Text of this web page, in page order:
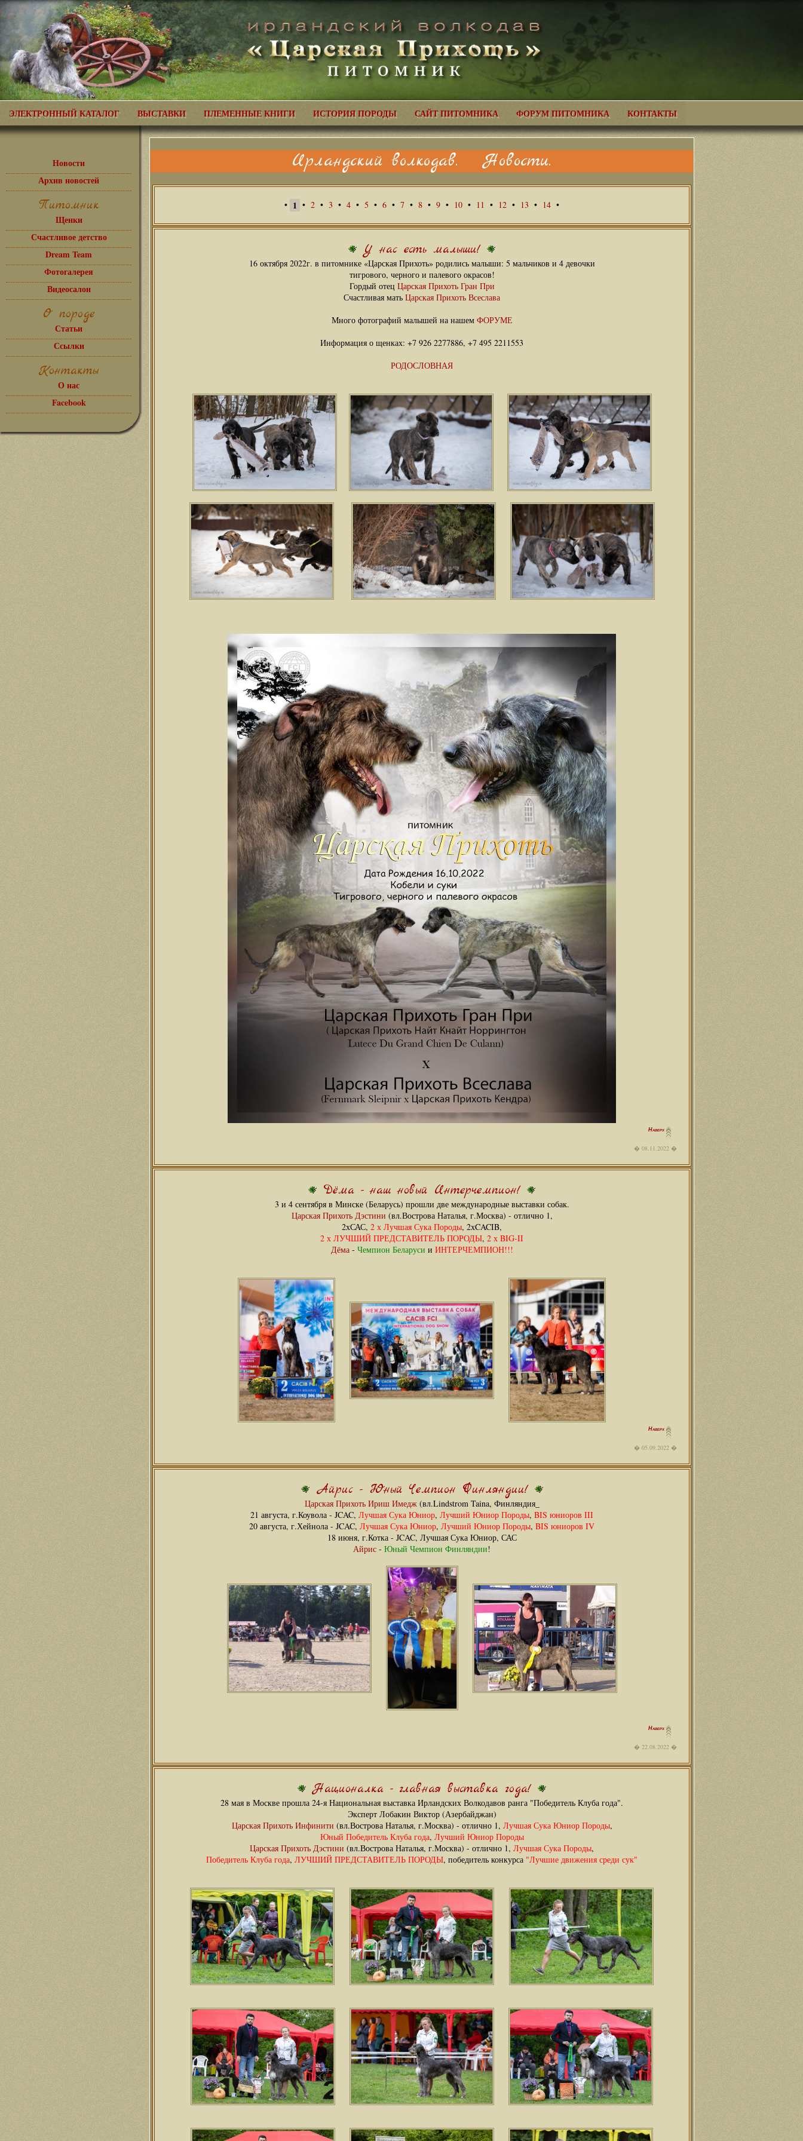
ЭЛЕКТРОННЫЙ КАТАЛОГ ВЫСТАВКИ ПЛЕМЕННЫЕ КНИГИ ИСТОРИЯ ПОРОДЫ САЙТ ПИТОМНИКА ФОРУМ ПИТОМНИКА КОНТАКТЫ
Новости
Архив новостей
Питомник
Щенки
Счастливое детство
Dream Team
Фотогалерея
Видеосалон
О породе
Статьи
Ссылки
Контакты
О нас
Facebook
Ирландский волкодав. Новости.
• 1 • 2 • 3 • 4 • 5 • 6 • 7 • 8 • 9 • 10 • 11 • 12 • 13 • 14 •
У нас есть малыши!
16 октября 2022г. в питомнике «Царская Прихоть» родились малыши: 5 мальчиков и 4 девочки
тигрового, черного и палевого окрасов!
Гордый отец Царская Прихоть Гран При
Счастливая мать Царская Прихоть Всеслава
Много фотографий малышей на нашем ФОРУМЕ
Информация о щенках: +7 926 2277886, +7 495 2211553
РОДОСЛОВНАЯ
Наверх
08.11.2022
Дёма - наш новый Интерчемпион!
3 и 4 сентября в Минске (Беларусь) прошли две международные выставки собак.
Царская Прихоть Дэстини (вл.Вострова Наталья, г.Москва) - отлично 1,
2хСАС, 2 х Лучшая Сука Породы, 2хCACIB,
2 х ЛУЧШИЙ ПРЕДСТАВИТЕЛЬ ПОРОДЫ, 2 х BIG-II
Дёма- Чемпион Беларуси и ИНТЕРЧЕМПИОН!!!
Наверх
05.09.2022
Айрис - Юный Чемпион Финляндии!
Царская Прихоть Ириш Имедж(вл.Lindstrom Taina, Финляндия_
21 августа, г.Коувола - JCAC, Лучшая Сука Юниор, Лучший Юниор Породы, BIS юниоров III
20 августа, г.Хейнола - JCAC, Лучшая Сука Юниор, Лучший Юниор Породы, BIS юниоров IV
18 июня, г.Котка - JCAC, Лучшая Сука Юниор, САС
Айрис - Юный Чемпион Финляндии!
Наверх
22.08.2022
Националка - главная выставка года!
28 мая в Москве прошла 24-я Национальная выставка Ирландских Волкодавов ранга "Победитель Клуба года".
Эксперт Лобакин Виктор (Азербайджан)
Царская Прихоть Инфинити (вл.Вострова Наталья, г.Москва) - отлично 1, Лучшая Сука Юниор Породы,
Юный Победитель Клуба года, Лучший Юниор Породы
Царская Прихоть Дэстини (вл.Вострова Наталья, г.Москва) - отлично 1, Лучшая Сука Породы,
Победитель Клуба года, ЛУЧШИЙ ПРЕДСТАВИТЕЛЬ ПОРОДЫ, победитель конкурса "Лучшие движения среди сук"